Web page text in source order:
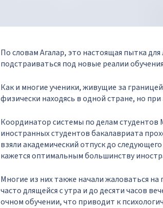
По словам Агалар, это настоящая пытка
подстраиваться под новые реалии
Как и многие ученики, живущие за
физически находясь в одной стране, но
Координатор системы по делам
иностранных студентов бакалавриата
взяли академический отпуск до
кажется оптимальным большинству
Многие из них также начали жаловаться
часто длящейся с утра и до десяти часов
очном обучении, что приводит к